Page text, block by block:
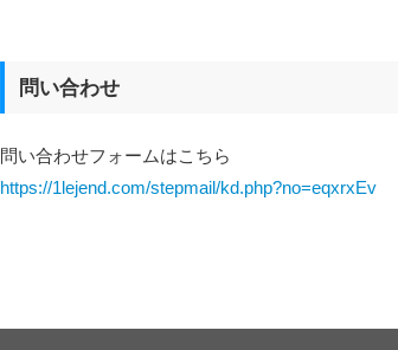
問い合わせ
問い合わせフォームはこちら
https://1lejend.com/stepmail/kd.php?no=eqxrxEv